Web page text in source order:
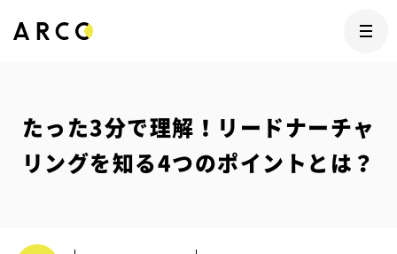
たった3分で理解！リードナーチャ
リングを知る4つのポイントとは？